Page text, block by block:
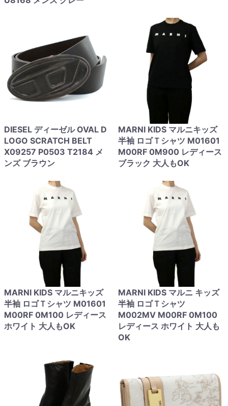
DIESEL ディーゼル OVAL D
LOGO SCRATCH BELT
X09257 P0503 T2184 メ
ンズ ブラウン
MARNI KIDS マルニキッズ
半袖 ロゴＴシャツ M01601
M00RF 0M900 レディース
ブラック 大人もOK
MARNI KIDS マルニキッズ
半袖 ロゴＴシャツ M01601
M00RF 0M100 レディース
ホワイト 大人もOK
MARNI KIDS マルニ キッズ
半袖 ロゴＴシャツ
M002MV M00RF 0M100
レディース ホワイト 大人も
OK